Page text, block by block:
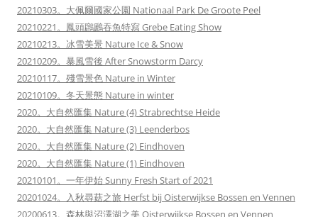
20210303。大佩爾國家公園 Nationaal Park De Groote Peel
20210221。鳳頭鸊鷉吞魚特寫 Grebe Eating Show
20210213。冰雪美景 Nature Ice & Snow
20210209。暴風雪後 After Snowstorm Darcy
20210117。殘雪景色 Nature in Winter
20210109。冬天景態 Nature in winter
2020。大自然匯集 Nature (4) Strabrechtse Heide
2020。大自然匯集 Nature (3) Leenderbos
2020。大自然匯集 Nature (2) Eindhoven
2020。大自然匯集 Nature (1) Eindhoven
20210101。一年伊始 Sunny Fresh Start of 2021
20201024。入秋尋菇之旅 Herfst bij Oisterwijkse Bossen en Vennen
20200613。森林與沼澤湖之美 Oisterwijkse Bossen en Vennen